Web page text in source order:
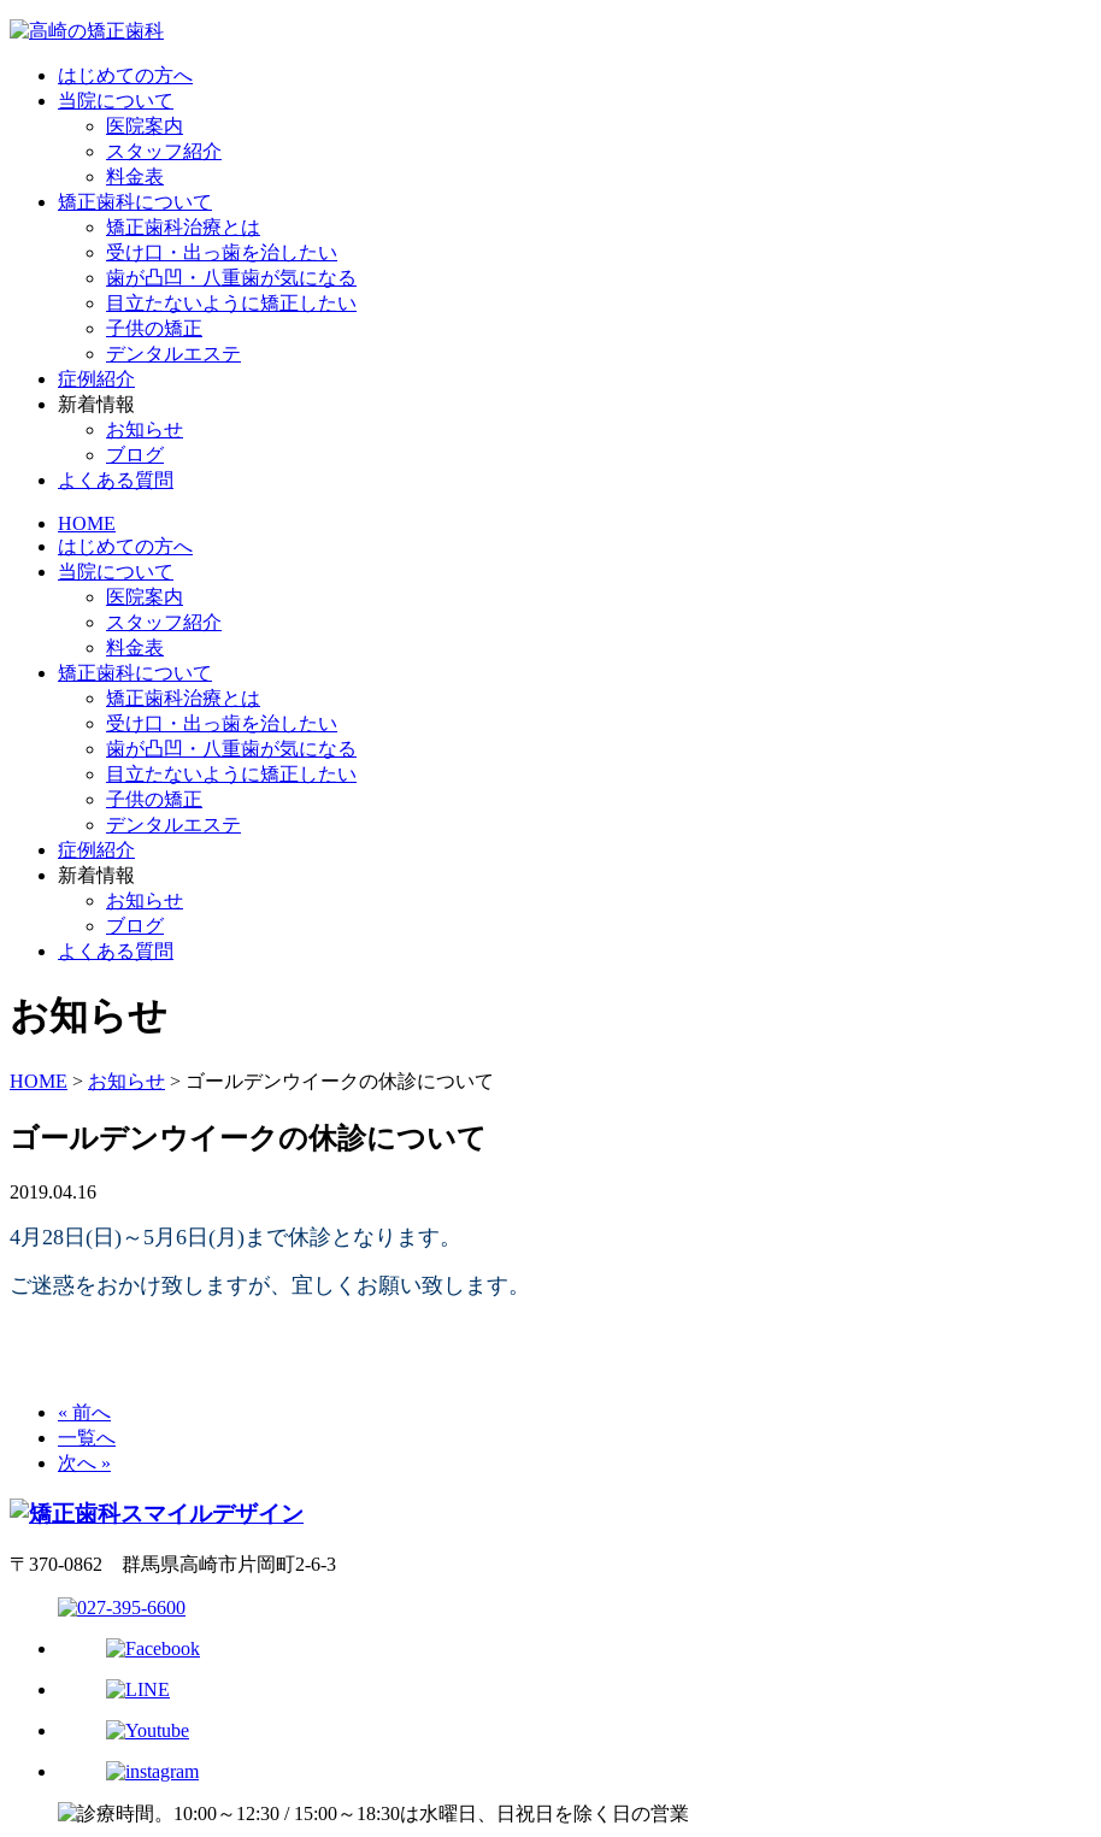
はじめての方へ
当院について
医院案内
スタッフ紹介
料金表
矯正歯科について
矯正歯科治療とは
受け口・出っ歯を治したい
歯が凸凹・八重歯が気になる
目立たないように矯正したい
子供の矯正
デンタルエステ
症例紹介
新着情報
お知らせ
ブログ
よくある質問
HOME
はじめての方へ
当院について
医院案内
スタッフ紹介
料金表
矯正歯科について
矯正歯科治療とは
受け口・出っ歯を治したい
歯が凸凹・八重歯が気になる
目立たないように矯正したい
子供の矯正
デンタルエステ
症例紹介
新着情報
お知らせ
ブログ
よくある質問
お知らせ
HOME > お知らせ > ゴールデンウイークの休診について
ゴールデンウイークの休診について
2019.04.16
4月28日(日)～5月6日(月)まで休診となります。
ご迷惑をおかけ致しますが、宜しくお願い致します。
« 前へ
一覧へ
次へ »
〒370-0862 群馬県高崎市片岡町2-6-3